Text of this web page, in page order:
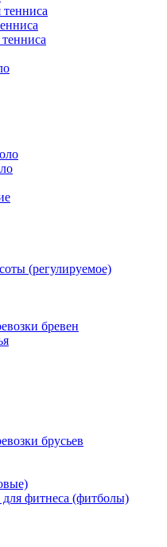
(регулируемое)
бревен
брусьев
фитнеса (фитболы)